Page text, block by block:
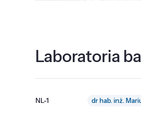
Laboratoria
NL-1 dr hab. inż.